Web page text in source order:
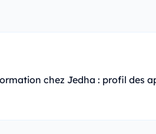
chez Jedha : profil des